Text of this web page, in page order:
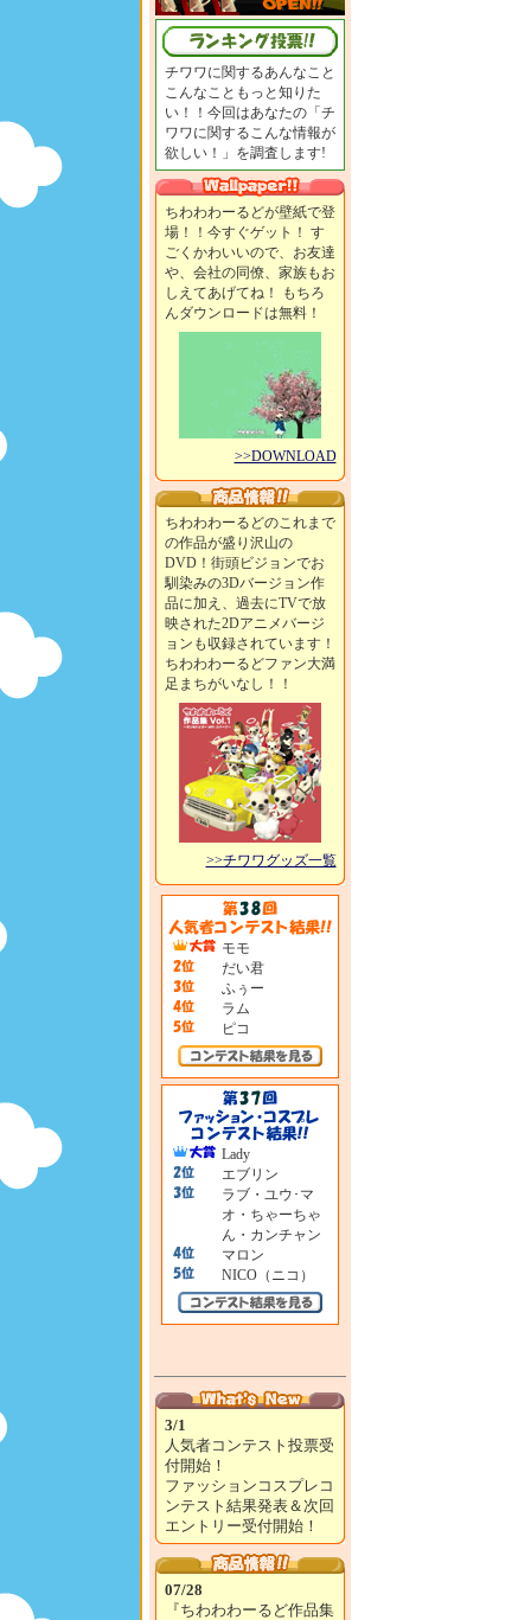
チワワに関するあんなこと
こんなこともっと知りた
い！！今回はあなたの「チ
ワワに関するこんな情報が
欲しい！」を調査します!
ちわわわーるどが壁紙で登
場！！今すぐゲット！ す
ごくかわいいので、お友達
や、会社の同僚、家族もお
しえてあげてね！ もちろ
んダウンロードは無料！
>>DOWNLOAD
ちわわわーるどのこれまで
の作品が盛り沢山の
DVD！街頭ビジョンでお
馴染みの3Dバージョン作
品に加え、過去にTVで放
映された2Dアニメバージ
ョンも収録されています！
ちわわわーるどファン大満
足まちがいなし！！
>>チワワグッズ一覧
モモ
だい君
ふぅー
ラム
ピコ
Lady
エブリン
ラブ・ユウ･マ
オ・ちゃーちゃ
ん・カンチャン
マロン
NICO（ニコ）
3/1
人気者コンテスト投票受
付開始！
ファッションコスプレコ
ンテスト結果発表＆次回
エントリー受付開始！
07/28
『ちわわわーるど作品集